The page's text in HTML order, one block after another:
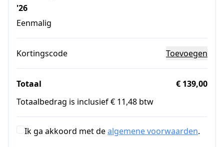
'26
Eenmalig
Kortingscode Toevoegen
Totaal
€ 139,00
Totaalbedrag is inclusief € 11,48 btw
Ik ga akkoord met dealgemene voorwaarden.